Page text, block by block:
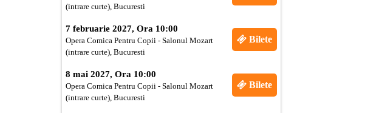
(intrare curte), Bucuresti
7 februarie 2027, Ora 10:00
Opera Comica Pentru Copii - Salonul Mozart
(intrare curte), Bucuresti
Bilete
8 mai 2027, Ora 10:00
Opera Comica Pentru Copii - Salonul Mozart
(intrare curte), Bucuresti
Bilete